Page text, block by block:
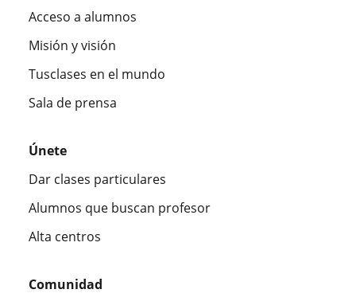
Acceso a alumnos
Misión y visión
Tusclases en el mundo
Sala de prensa
Únete
Dar clases particulares
Alumnos que buscan profesor
Alta centros
Comunidad